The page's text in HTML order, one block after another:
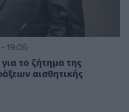
19:06
το ζήτημα της
αισθητικής